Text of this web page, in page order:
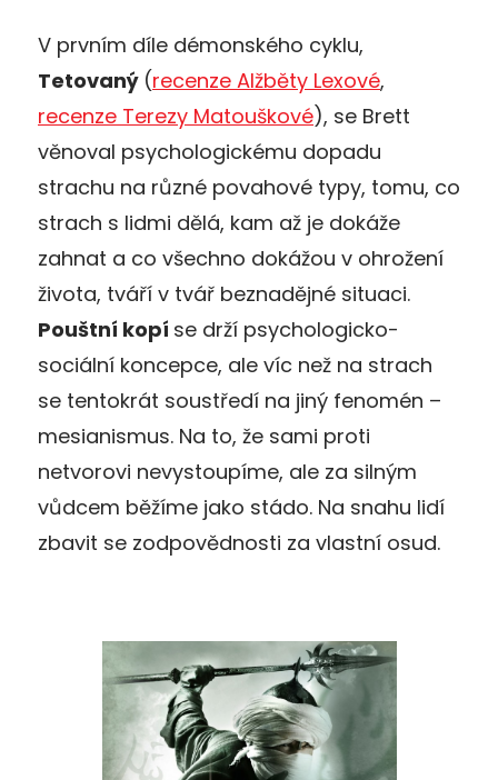
V prvním díle démonského cyklu,
Tetovaný (recenze Alžběty Lexové,
recenze Terezy Matouškové), se Brett
věnoval psychologickému dopadu
strachu na různé povahové typy, tomu, co
strach s lidmi dělá, kam až je dokáže
zahnat a co všechno dokážou v ohrožení
života, tváří v tvář beznadějné situaci.
Pouštní kopí se drží psychologicko-
sociální koncepce, ale víc než na strach
se tentokrát soustředí na jiný fenomén –
mesianismus. Na to, že sami proti
netvorovi nevystoupíme, ale za silným
vůdcem běžíme jako stádo. Na snahu lidí
zbavit se zodpovědnosti za vlastní osud.